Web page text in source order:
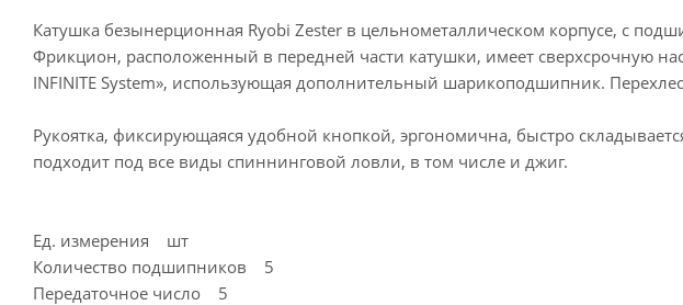
Катушка безынерционная Ryobi Zester в цельнометаллическом корпусе, с
Фрикцион, расположенный в передней части катушки, имеет сверхсрочную
INFINITE System», использующая дополнительный шарикоподшипник.
Рукоятка, фиксирующаяся удобной кнопкой, эргономична, быстро
подходит под все виды спиннинговой ловли, в том числе и джиг.
Ед. измерения шт
Количество подшипников 5
Передаточное число 5